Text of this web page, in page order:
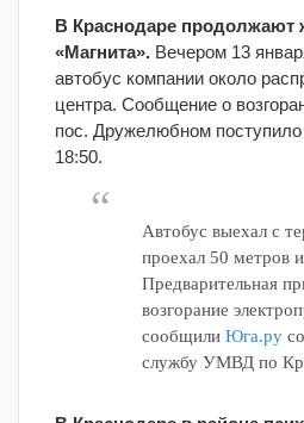
В Краснодаре продолжают
«Магнита». Вечером 13
автобус компании около
центра. Сообщение о
пос. Дружелюбном
18:50.
Автобус выехал с
проехал 50 метров и
Предварительная
возгорание
сообщили Юга.русо
службу УМВД по